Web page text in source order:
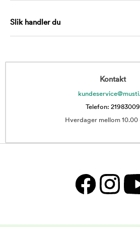
Slik handler du
Kontakt
Telefon: 21983009
Hverdager mellom 10.00